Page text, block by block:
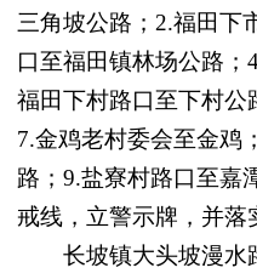
三角坡公路；2.福田下
口至福田镇林场公路；
福田下村路口至下村公
7.金鸡老村委会至金鸡
路；9.盐寮村路口至嘉
戒线，立警示牌，并落
长坡镇大头坡漫水